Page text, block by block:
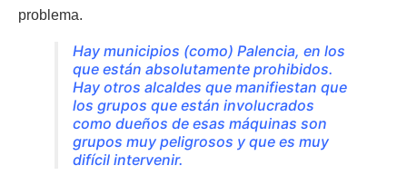
problema.
Hay municipios (como) Palencia, en los
que están absolutamente prohibidos.
Hay otros alcaldes que manifiestan que
los grupos que están involucrados
como dueños de esas máquinas son
grupos muy peligrosos y que es muy
difícil intervenir.